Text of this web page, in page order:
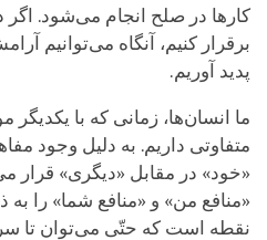
کارها در صلح انجام می‌شود.
برقرار کنیم، آنگاه می‌توانیم
پدید آوریم.
ما انسان‌‌ها، زمانی که با
متفاوتی داریم. به دلیل وجود
«خود» در مقابل «دیگری» قرار
«منافع من» و «منافع شما» را
نقطه است که حتّی می‌توان تا